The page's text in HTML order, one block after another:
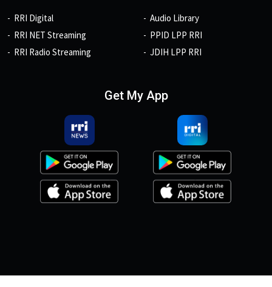
RRI Digital
RRI NET Streaming
RRI Radio Streaming
Audio Library
PPID LPP RRI
JDIH LPP RRI
Get My App